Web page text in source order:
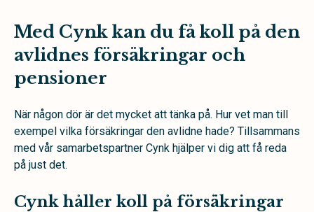
Med Cynk kan du få koll på den
avlidnes försäkringar och
pensioner
När någon dör är det mycket att tänka på. Hur vet man till
exempel vilka försäkringar den avlidne hade? Tillsammans
med vår samarbetspartner Cynk hjälper vi dig att få reda
på just det.
Cynk håller koll på försäkringar